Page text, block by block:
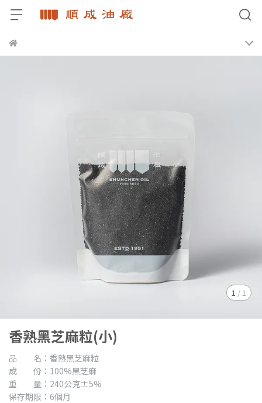
1 / 1
香熟黑芝麻粒(小)
品 名：香熟黑芝麻粒
成 份：100%黑芝麻
重 量：240公克±5%
保存期限：6個月